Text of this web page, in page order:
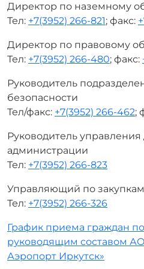
Директор по наземному
Тел: +7(3952) 266-821; факс:
Директор по правовому
Тел: +7(3952) 266-480; факс:
Руководитель
безопасности
Тел/факс: +7(3952) 266-462;
Руководитель
администрации
Тел: +7(3952) 266-823
Управляющий по закупкам
Тел: +7(3952) 266-326
График приема граждан
руководящим составом
Аэропорт Иркутск»